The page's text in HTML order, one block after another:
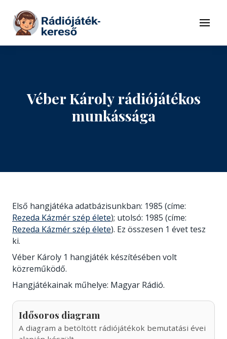
Tovább a tartalomhoz
Menü
Véber Károly rádiójátékos
munkássága
Első hangjátéka adatbázisunkban: 1985 (címe:
Rezeda Kázmér szép élete); utolsó: 1985 (címe:
Rezeda Kázmér szép élete). Ez összesen 1 évet tesz
ki.
Véber Károly 1 hangjáték készítésében volt
közreműködő.
Hangjátékainak műhelye: Magyar Rádió.
Idősoros diagram
A diagram a betöltött rádiójátékok bemutatási évei